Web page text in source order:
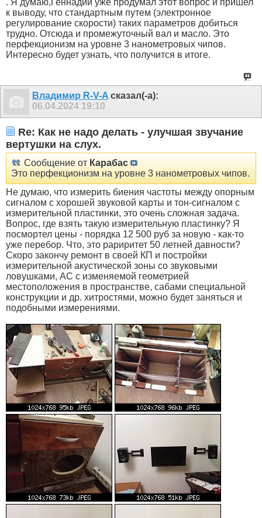
. Я думаю,Геннадий уже продумал этот вопрос и пришел
к выводу, что стандартным путем (электронное
регулирование скорости) таких параметров добиться
трудно. Отсюда и промежуточный вал и масло. Это
перфекционизм на уровне 3 нанометровых чипов.
Интересно будет узнать, что получится в итоге.
Владимир R-V-A сказал(-а):
06.04.2024 19:10
Re: Как не надо делать - улучшая звучание
вертушки на слух.
Сообщение от Карабас
Это перфекционизм на уровне 3 нанометровых чипов.
Не думаю, что измерить биения частоты между опорным
сигналом с хорошей звуковой карты и тон-сигналом с
измерительной пластинки, это очень сложная задача.
Вопрос, где взять такую измерительную пластинку? Я
посмортел цены - порядка 12 500 руб за новую - как-то
уже перебор. Что, это рариритет 50 летней давности?
Скоро закончу ремонт в своей КП и постройки
измерительной акустической зоны со звуковыми
ловушками, АС с изменяемой геометрией
местоположения в пространстве, сабами специальной
конструкции и др. хитростями, можно будет заняться и
подобными измерениями.